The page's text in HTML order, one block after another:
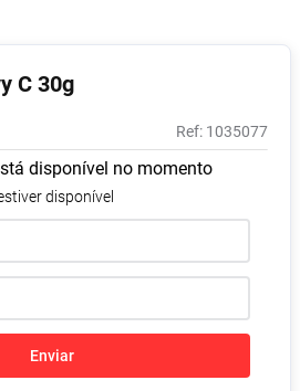
C 30g
: 1035077
disponível no momento
disponível
Enviar
Sec